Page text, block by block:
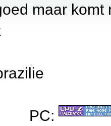
maar
PC: